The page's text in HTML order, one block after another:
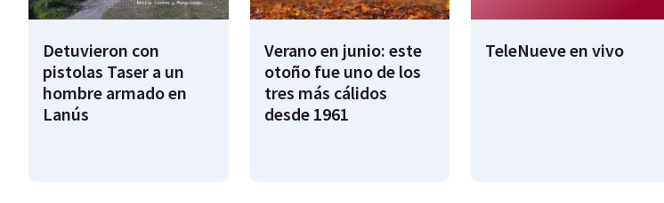
Detuvieron con
pistolas Taser a un
hombre armado en
Lanús
Verano en junio: este
otoño fue uno de los
tres más cálidos
desde 1961
TeleNueve en vivo